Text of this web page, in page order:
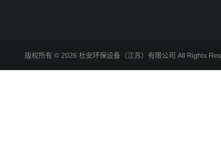
版权所有 © 2026 杜安环保设备（江苏）有限公司 All Rights